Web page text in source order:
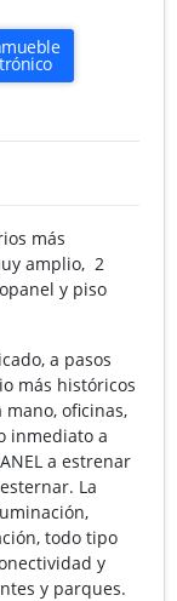
más
amplio, 2
y piso
a pasos
más históricos
mano, oficinas,
inmediato a
a estrenar
La
todo tipo
y
y parques.